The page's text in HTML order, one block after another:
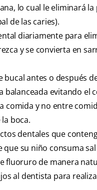
lo cual le eliminará
de las caries).
diariamente para
y se convierta en
bucal antes o después
balanceada evitando el
comida y no entre
boca.
dentales que
que su niño consuma
fluoruro de manera
al dentista para